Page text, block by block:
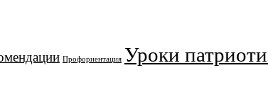
Профориентация Уроки